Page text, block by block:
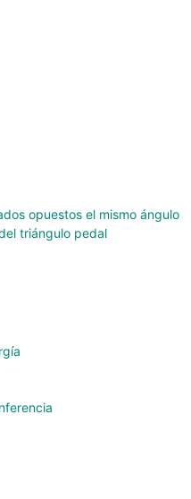
opuestos el mismo ángulo
triángulo pedal